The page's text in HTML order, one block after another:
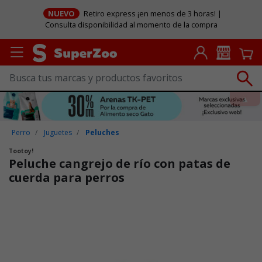
NUEVO
Retiro express ¡en menos de 3 horas! |
Consulta disponibilidad al momento de la compra
Perro Juguetes Peluches
Tootoy!
Peluche cangrejo de río con patas de
cuerda para perros